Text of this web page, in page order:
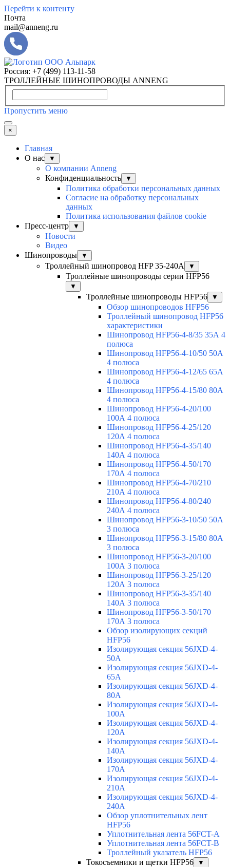
Перейти к контенту
Почта
mail@anneng.ru
Россия: +7 (499) 113-11-58
ТРОЛЛЕЙНЫЕ ШИНОПРОВОДЫ ANNENG
Пропустить меню
×
Главная
О нас
▼
О компании Anneng
Конфиденциальность
▼
Политика обработки персональных данных
Согласие на обработку персональных
данных
Политика использования файлов cookie
Пресс-центр
▼
Новости
Видео
Шинопроводы
▼
Троллейный шинопровод HFP 35-240А ▼
Троллейные шинопроводы серии HFP56
▼
Троллейные шинопроводы HFP56 ▼
Обзор шинопроводов HFP56
Троллейный шинопровод HFP56
характеристики
Шинопровод HFP56-4-8/35 35А 4
полюса
Шинопровод HFP56-4-10/50 50А
4 полюса
Шинопровод HFP56-4-12/65 65А
4 полюса
Шинопровод HFP56-4-15/80 80А
4 полюса
Шинопровод HFP56-4-20/100
100А 4 полюса
Шинопровод HFP56-4-25/120
120А 4 полюса
Шинопровод HFP56-4-35/140
140А 4 полюса
Шинопровод HFP56-4-50/170
170А 4 полюса
Шинопровод HFP56-4-70/210
210А 4 полюса
Шинопровод HFP56-4-80/240
240А 4 полюса
Шинопровод HFP56-3-10/50 50А
3 полюса
Шинопровод HFP56-3-15/80 80А
3 полюса
Шинопровод HFP56-3-20/100
100А 3 полюса
Шинопровод HFP56-3-25/120
120А 3 полюса
Шинопровод HFP56-3-35/140
140А 3 полюса
Шинопровод HFP56-3-50/170
170А 3 полюса
Обзор изолирующих секций
HFP56
Изолирующая секция 56JXD-4-
50A
Изолирующая секция 56JXD-4-
65A
Изолирующая секция 56JXD-4-
80A
Изолирующая секция 56JXD-4-
100A
Изолирующая секция 56JXD-4-
120A
Изолирующая секция 56JXD-4-
140A
Изолирующая секция 56JXD-4-
170A
Изолирующая секция 56JXD-4-
210A
Изолирующая секция 56JXD-4-
240A
Обзор уплотнительных лент
HFP56
Уплотнительная лента 56FCT-A
Уплотнительная лента 56FCT-B
Троллейный указатель HFP56
Токосъемники и щетки HFP56
▼